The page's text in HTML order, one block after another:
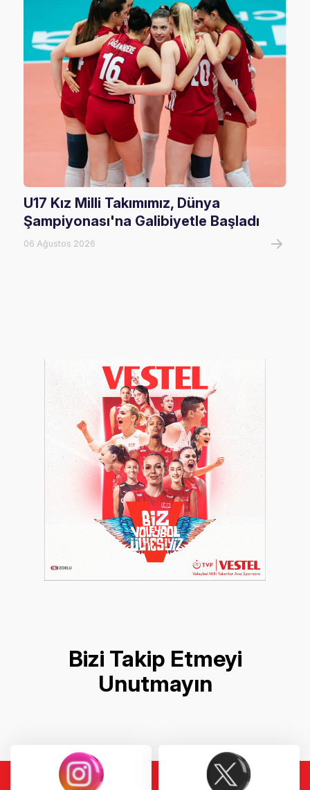
U17 Kız Milli Takımımız, Dünya
Şampiyonası'na Galibiyetle Başladı
06 Ağustos 2026
Bizi Takip Etmeyi
Unutmayın